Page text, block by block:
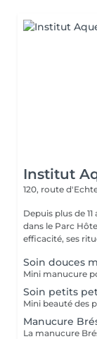
Institut
120, route
Depuis plus de
dans le Parc
efficacité, ses
Soin douces
Soin petits
Manucure